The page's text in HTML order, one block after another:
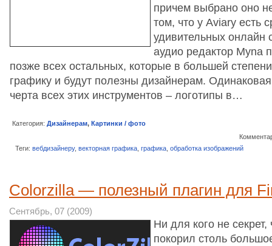
причем выбрано оно
том, что у Aviary есть
удивительных онлайн
аудио редактор Myna
позже всех остальных, которые в большей
графику и будут полезны дизайнерам.
черта всех этих инструментов – логотипы в…
Категория: Дизайнерам, Картинки / фото
Теги: вебдизайнеру, векторная графика графика обработка изображений
Colorzilla — полезный плагин для
Сентябрь, 07 (2009)
Ни для кого не
покорил столь